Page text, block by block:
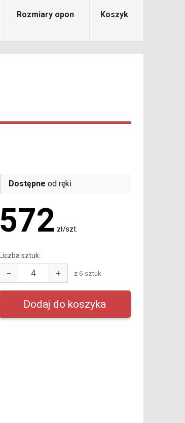
Rozmiary opon Koszyk
Dostępne od ręki
572 zł/szt.
Liczba sztuk:
− + z 6 sztuk